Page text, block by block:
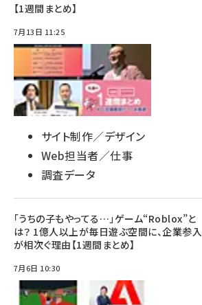
【1週間まとめ】
7月13日 11:25
サイト制作／デザイン
Web担当者／仕事
調査データ
「うちの子もやってる…」ゲーム“Roblox”と
は？ 1億人以上が毎日遊ぶ空間に、企業参入
が相次ぐ理由【1週間まとめ】
7月6日 10:30